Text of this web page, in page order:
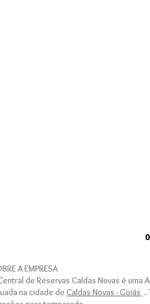
A EMPRESA
de Reservas Caldas Novas é uma
na cidade de Caldas Novas - Goiás .